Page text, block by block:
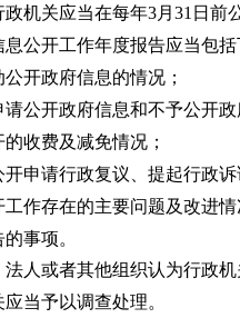
机关应当在每年3月 31 日前
公开工作年度报告应当包括
政府信息的情况；
开政府信息和不予公开政
收费及减免情况；
请行政复议、提起行政诉
作存在的主要问题及改进情
事项。
人或者其他组织认为行政机
当予以调查处理。